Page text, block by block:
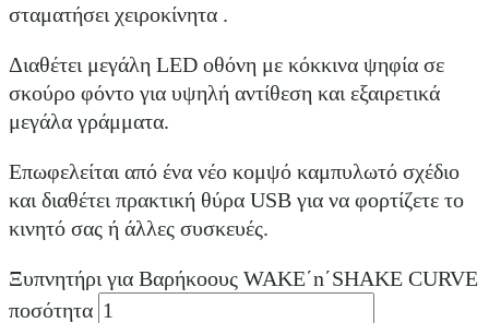
σταματήσει χειροκίνητα .
Διαθέτει μεγάλη LED οθόνη με κόκκινα ψηφία σε
σκούρο φόντο για υψηλή αντίθεση και εξαιρετικά
μεγάλα γράμματα.
Επωφελείται από ένα νέο κομψό καμπυλωτό σχέδιο
και διαθέτει πρακτική θύρα USB για να φορτίζετε το
κινητό σας ή άλλες συσκευές.
Ξυπνητήρι για Βαρήκοους WAKE΄n΄SHAKE CURVE
ποσότητα